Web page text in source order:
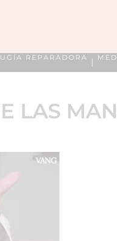
REPARADORA
LAS